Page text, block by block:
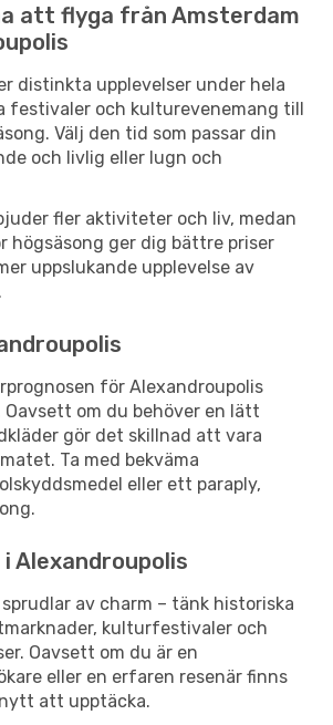
att flyga från Amsterdam
distinkta upplevelser under hela
festivaler och kulturevenemang till
Välj den tid som passar din
och livlig eller lugn och
fler aktiviteter och liv, medan
högsäsong ger dig bättre priser
uppslukande upplevelse av
för Alexandroupolis
Oavsett om du behöver en lätt
gör det skillnad att vara
Ta med bekväma
eller ett paraply,
Alexandroupolis
av charm – tänk historiska
kulturfestivaler och
Oavsett om du är en
eller en erfaren resenär finns
att upptäcka.